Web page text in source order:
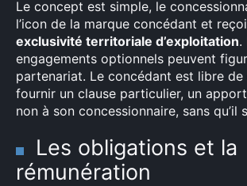
Le concept est simple, le
l’icon de la marque concédant et
exclusivité territoriale d’exploitation.
engagements optionnels peuvent
partenariat. Le concédant est libre de
fournir un clause particulier, un
non à son concessionnaire, sans qu’il
Les obligations et la
rémunération